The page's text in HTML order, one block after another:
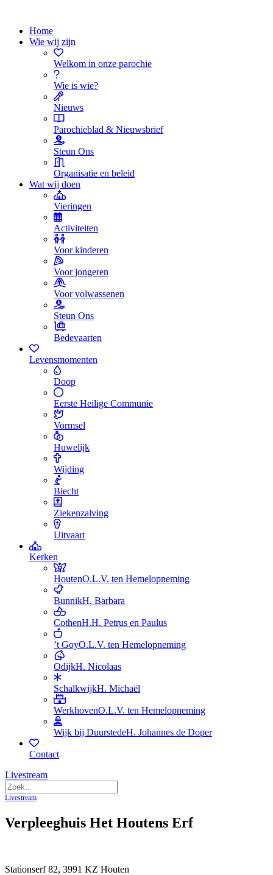
Home
Wie wij zijn
Welkom in onze parochie
Wie is wie?
Nieuws
Parochieblad & Nieuwsbrief
Steun Ons
Organisatie en beleid
Wat wij doen
Vieringen
Activiteiten
Voor kinderen
Voor jongeren
Voor volwassenen
Steun Ons
Bedevaarten
Levensmomenten
Doop
Eerste Heilige Communie
Vormsel
Huwelijk
Wijding
Biecht
Ziekenzalving
Uitvaart
Kerken
HoutenO.L.V. ten Hemelopneming
BunnikH. Barbara
CothenH.H. Petrus en Paulus
’t GoyO.L.V. ten Hemelopneming
OdijkH. Nicolaas
SchalkwijkH. Michaël
WerkhovenO.L.V. ten Hemelopneming
Wijk bij DuurstedeH. Johannes de Doper
Contact
Livestream
Livestream
Verpleeghuis Het Houtens Erf
Stationserf 82, 3991 KZ Houten